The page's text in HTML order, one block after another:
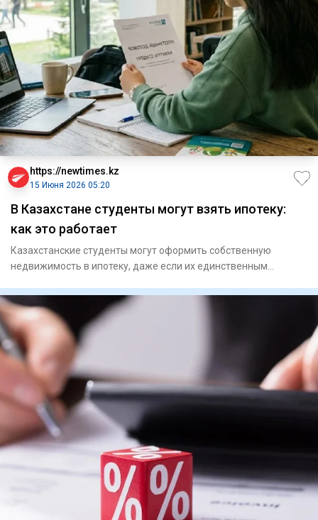
https://newtimes.kz
15 Июня 2026 05:20
В Казахстане студенты могут взять ипотеку:
как это работает
Казахстанские студенты могут оформить собственную
недвижимость в ипотеку, даже если их единственным